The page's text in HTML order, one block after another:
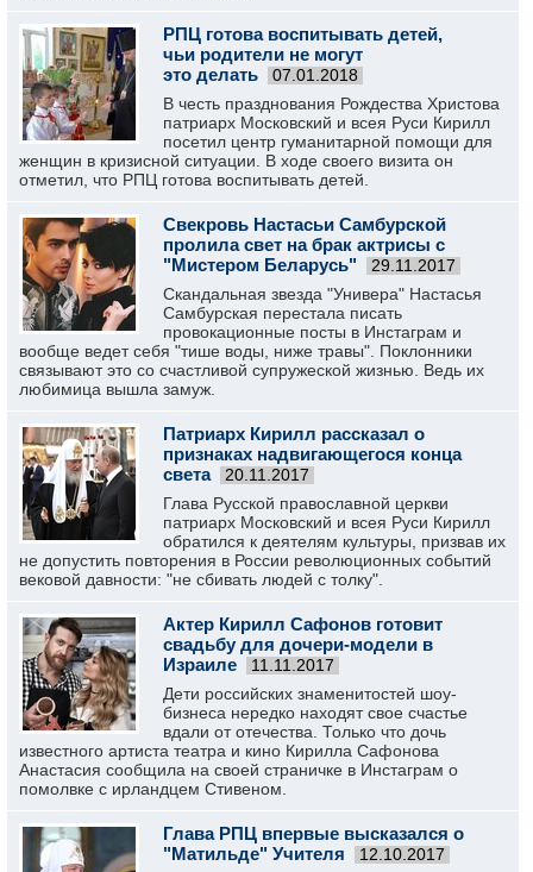
РПЦ готова воспитывать детей,
чьи родители не могут
это делать
07.01.2018
В честь празднования Рождества Христова
патриарх Московский и всея Руси Кирилл
посетил центр гуманитарной помощи для
женщин в кризисной ситуации. В ходе своего визита он
отметил, что РПЦ готова воспитывать детей.
Свекровь Настасьи Самбурской
пролила свет на брак актрисы с
"Мистером Беларусь"
29.11.2017
Скандальная звезда "Универа" Настасья
Самбурская перестала писать
провокационные посты в Инстаграм и
вообще ведет себя "тише воды, ниже травы". Поклонники
связывают это со счастливой супружеской жизнью. Ведь их
любимица вышла замуж.
Патриарх Кирилл рассказал о
признаках надвигающегося конца
света
20.11.2017
Глава Русской православной церкви
патриарх Московский и всея Руси Кирилл
обратился к деятелям культуры, призвав их
не допустить повторения в России революционных событий
вековой давности: "не сбивать людей с толку".
Актер Кирилл Сафонов готовит
свадьбу для дочери-модели в
Израиле
11.11.2017
Дети российских знаменитостей шоу-
бизнеса нередко находят свое счастье
вдали от отечества. Только что дочь
известного артиста театра и кино Кирилла Сафонова
Анастасия сообщила на своей страничке в Инстаграм о
помолвке с ирландцем Стивеном.
Глава РПЦ впервые высказался о
"Матильде" Учителя
12.10.2017